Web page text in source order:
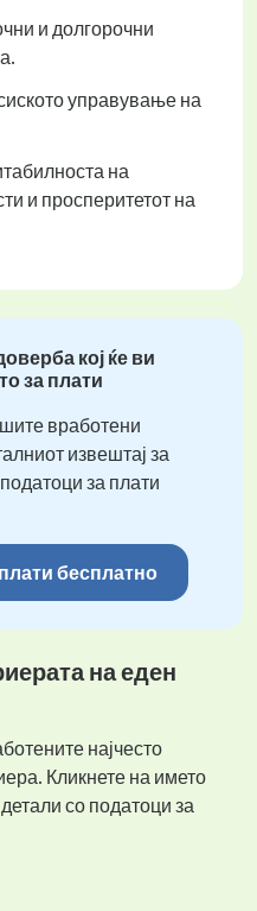
и долгорочни
управување на
на
и просперитетот на
кој ќе ви
за плати
вработени
извештај за
за плати
плати бесплатно
на еден
најчесто
Кликнете на името
со податоци за